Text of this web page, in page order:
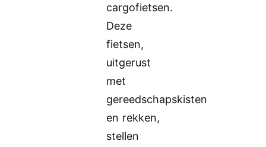
cargofietsen.
Deze
fietsen,
uitgerust
met
gereedschapskisten
en rekken,
stellen